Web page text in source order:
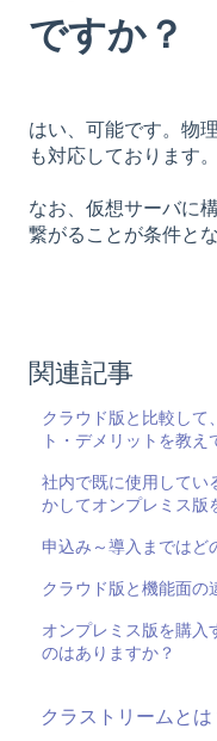
ですか？
はい、可能です。物
も対応しております。
なお、仮想サーバに
繋がることが条件とな
関連記事
クラウド版と比較して
ト・デメリットを教え
社内で既に使用してい
かしてオンプレミス版
申込み～導入まではど
クラウド版と機能面の
オンプレミス版を購入
のはありますか？
クラストリームとは